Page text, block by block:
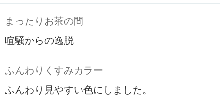
まったりお茶の間
喧騒からの逸脱
ふんわりくすみカラー
ふんわり見やすい色にしました。